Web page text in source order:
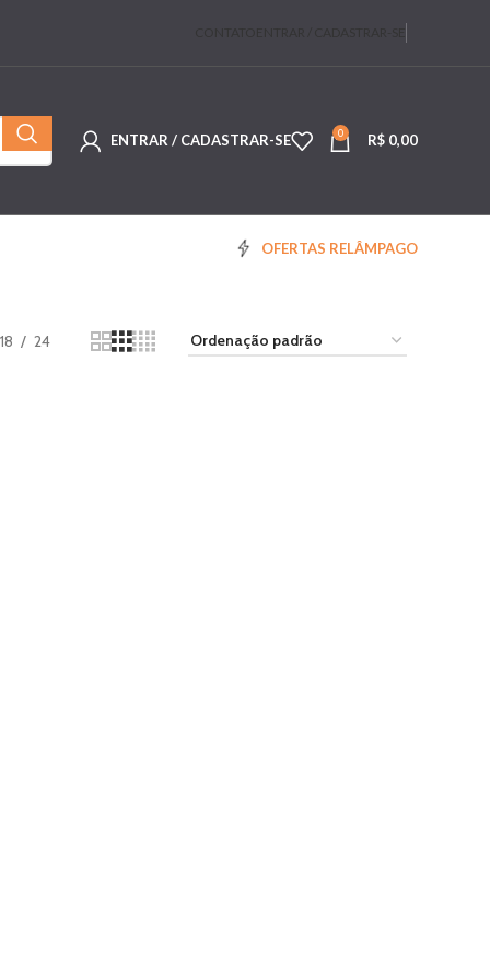
ENTRAR / CADASTRAR-SE 0 R$ 0,00
OFERTAS RELÂMPAGO
18 24